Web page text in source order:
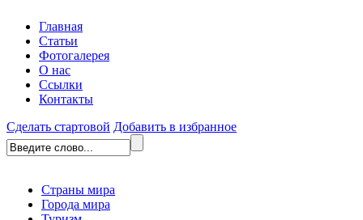
Главная
Статьи
Фотогалерея
О нас
Ссылки
Контакты
Сделать стартовой Добавить в избранное
Страны мира
Города мира